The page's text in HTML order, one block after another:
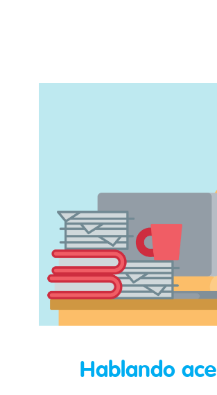
Hablando